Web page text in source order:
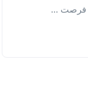
فرصت ...